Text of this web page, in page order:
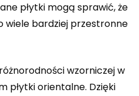
płytki mogą sprawić, że
wiele bardziej przestronne
wzorniczej w
płytki orientalne. Dzięki